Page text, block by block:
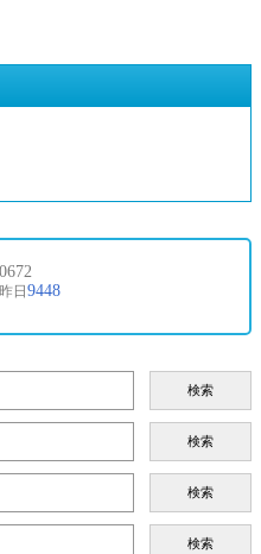
検索
検索
検索
検索